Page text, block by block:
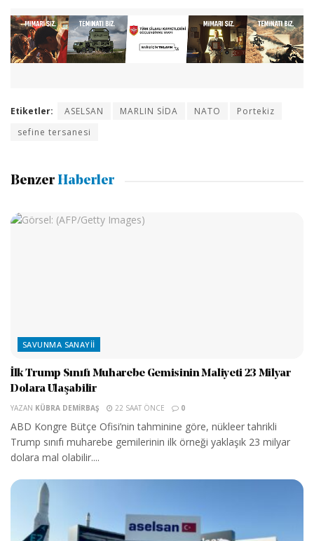
Etiketler: ASELSAN MARLIN SİDA NATO
Portekiz
sefine tersanesi
Benzer Haberler
SAVUNMA SANAYII
İlk Trump Sınıfı Muharebe Gemisinin Maliyeti 23 Milyar
Dolara Ulaşabilir
YAZAN KÜBRA DEMIRBAŞ 22 SAAT ÖNCE 0
ABD Kongre Bütçe Ofisi’nin tahminine göre, nükleer tahrikli
Trump sınıfı muharebe gemilerinin ilk örneği yaklaşık 23 milyar
dolara mal olabilir....